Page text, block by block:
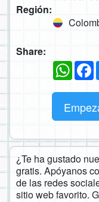
Región:
Share:
¿Te ha gustado
gratis. Apóyanos
de las redes
sitio web favorito.